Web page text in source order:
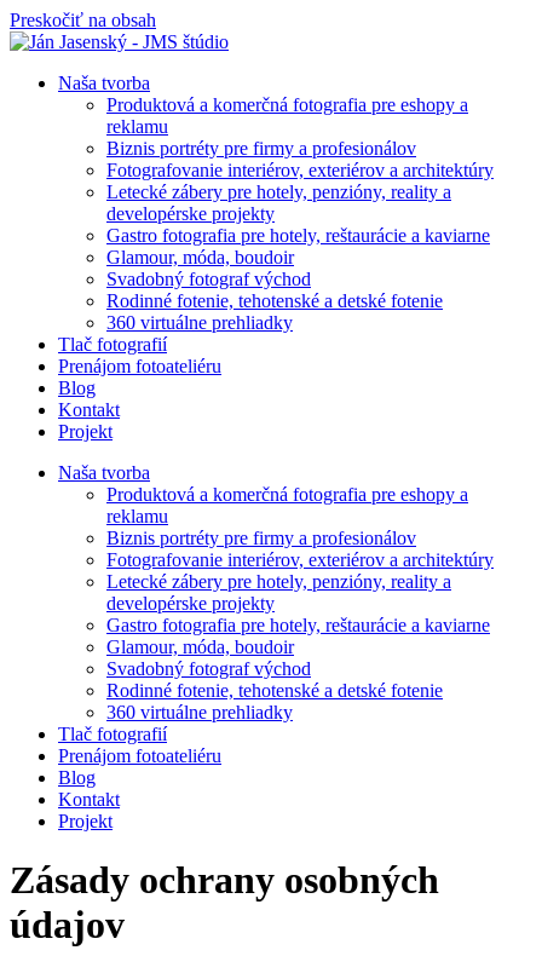
Preskočiť na obsah
Naša tvorba
Produktová a komerčná fotografia pre eshopy a
reklamu
Biznis portréty pre firmy a profesionálov
Fotografovanie interiérov, exteriérov a architektúry
Letecké zábery pre hotely, penzióny, reality a
developérske projekty
Gastro fotografia pre hotely, reštaurácie a kaviarne
Glamour, móda, boudoir
Svadobný fotograf východ
Rodinné fotenie, tehotenské a detské fotenie
360 virtuálne prehliadky
Tlač fotografií
Prenájom fotoateliéru
Blog
Kontakt
Projekt
Naša tvorba
Produktová a komerčná fotografia pre eshopy a
reklamu
Biznis portréty pre firmy a profesionálov
Fotografovanie interiérov, exteriérov a architektúry
Letecké zábery pre hotely, penzióny, reality a
developérske projekty
Gastro fotografia pre hotely, reštaurácie a kaviarne
Glamour, móda, boudoir
Svadobný fotograf východ
Rodinné fotenie, tehotenské a detské fotenie
360 virtuálne prehliadky
Tlač fotografií
Prenájom fotoateliéru
Blog
Kontakt
Projekt
Zásady ochrany osobných
údajov